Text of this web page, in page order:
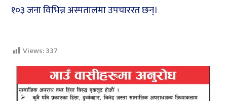
१०३ जना विभिन्न अस्पतालमा उपचाररत छन्।
Views:337